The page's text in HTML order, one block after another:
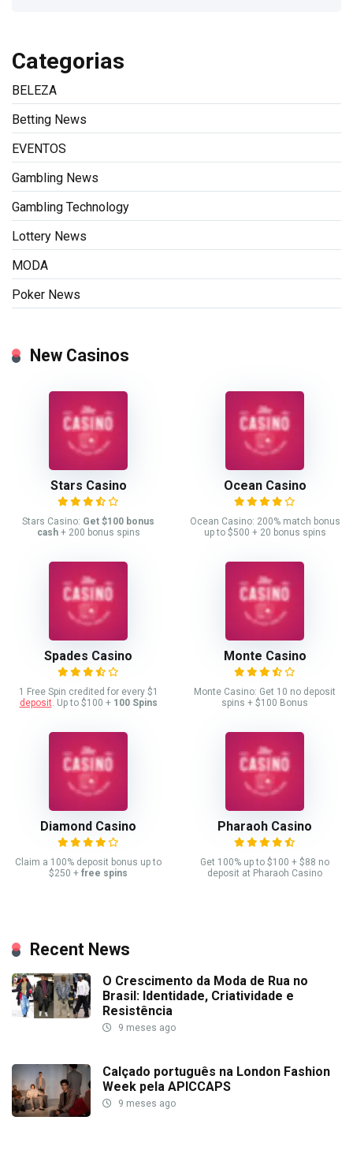
Categorias
BELEZA
Betting News
EVENTOS
Gambling News
Gambling Technology
Lottery News
MODA
Poker News
New Casinos
Stars Casino
Stars Casino: Get $100 bonus
cash+ 200 bonus spins
Ocean Casino
Ocean Casino: 200% match bonus
up to $500 + 20 bonus spins
Spades Casino
1 Free Spin credited for every $1
deposit. Up to $100 + 100 Spins
Monte Casino
Monte Casino: Get 10 no deposit
spins + $100 Bonus
Diamond Casino
Claim a 100% deposit bonus up to
$250 + free spins
Pharaoh Casino
Get 100% up to $100 + $88 no
deposit at Pharaoh Casino
Recent News
O Crescimento da Moda de Rua no
Brasil: Identidade, Criatividade e
Resistência
9 meses ago
Calçado português na London Fashion
Week pela APICCAPS
9 meses ago